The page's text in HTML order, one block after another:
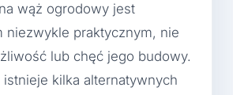
wąż ogrodowy jest
niezwykle praktycznym, nie
lub chęć jego budowy.
kilka alternatywnych